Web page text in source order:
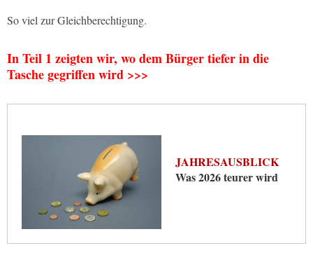
So viel zur Gleichberechtigung.
In Teil 1 zeigten wir, wo dem Bürger tiefer in die
Tasche gegriffen wird >>>
JAHRESAUSBLICK
Was 2026 teurer wird